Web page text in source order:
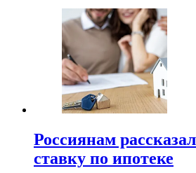
Россиянам
ставку по ипотеке